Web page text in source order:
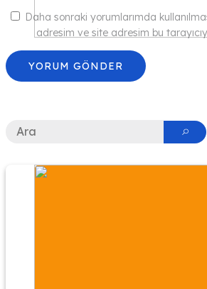
Daha sonraki yorumlarımda
adresim ve site adresim bu